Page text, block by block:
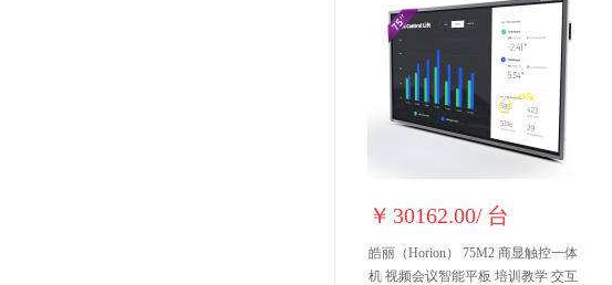
￥ 30162.00/ 台
皓丽（Horion） 75M2 商显触控一体
机 视频会议智能平板 培训教学 交互